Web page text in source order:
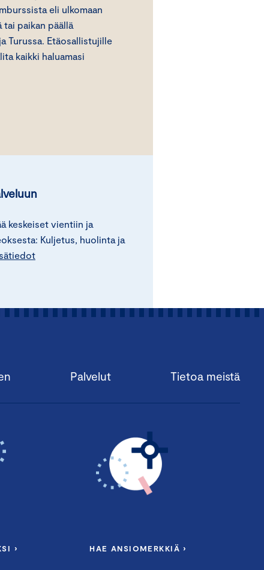
eli ulkomaan
paikan päällä
Turussa. Etäosallistujille
kaikki haluamasi
keskeiset vientiin ja
Kuljetus, huolinta ja
Palvelut Tietoa meistä
› HAE ANSIOMERKKIÄ ›